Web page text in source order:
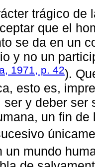
trágico de
que el
se da en un
y no un
1971, p. 42).
esto es,
ser y deber ser
un fin
un mundo